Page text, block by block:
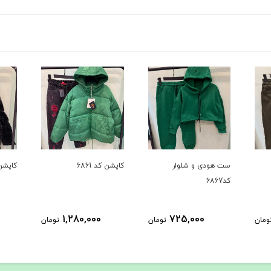
ست هودی و شلوار
کد6867
725,000 تومان
کاپشن کد 6861
1,280,000 تومان
کاپشن